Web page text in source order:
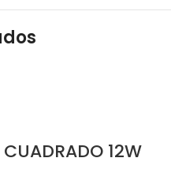
CUADRADO 12W